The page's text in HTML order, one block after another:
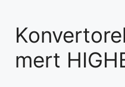
mert